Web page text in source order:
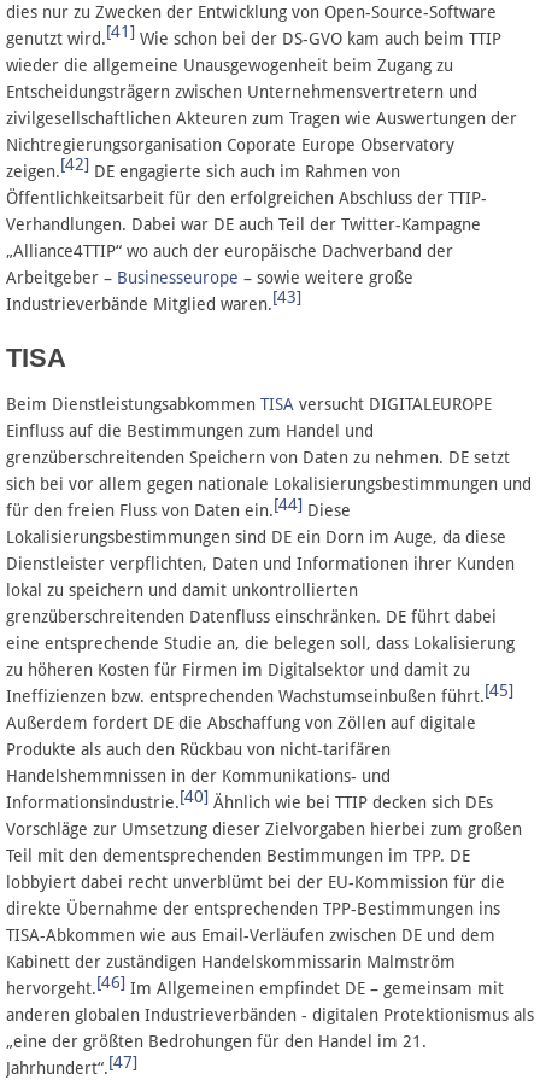
dies nur zu Zwecken der Entwicklung von Open-Source-Software
genutzt wird.[41] Wie schon bei der DS-GVO kam auch beim TTIP
wieder die allgemeine Unausgewogenheit beim Zugang zu
Entscheidungsträgern zwischen Unternehmensvertretern und
zivilgesellschaftlichen Akteuren zum Tragen wie Auswertungen der
Nichtregierungsorganisation Coporate Europe Observatory
zeigen.[42] DE engagierte sich auch im Rahmen von
Öffentlichkeitsarbeit für den erfolgreichen Abschluss der TTIP-
Verhandlungen. Dabei war DE auch Teil der Twitter-Kampagne
„Alliance4TTIP“ wo auch der europäische Dachverband der
Arbeitgeber – Businesseurope – sowie weitere große
Industrieverbände Mitglied waren.[43]
TISA
Beim Dienstleistungsabkommen TISA versucht DIGITALEUROPE
Einfluss auf die Bestimmungen zum Handel und
grenzüberschreitenden Speichern von Daten zu nehmen. DE setzt
sich bei vor allem gegen nationale Lokalisierungsbestimmungen und
für den freien Fluss von Daten ein.[44] Diese
Lokalisierungsbestimmungen sind DE ein Dorn im Auge, da diese
Dienstleister verpflichten, Daten und Informationen ihrer Kunden
lokal zu speichern und damit unkontrollierten
grenzüberschreitenden Datenfluss einschränken. DE führt dabei
eine entsprechende Studie an, die belegen soll, dass Lokalisierung
zu höheren Kosten für Firmen im Digitalsektor und damit zu
Ineffizienzen bzw. entsprechenden Wachstumseinbußen führt.[45]
Außerdem fordert DE die Abschaffung von Zöllen auf digitale
Produkte als auch den Rückbau von nicht-tarifären
Handelshemmnissen in der Kommunikations- und
Informationsindustrie.[40] Ähnlich wie bei TTIP decken sich DEs
Vorschläge zur Umsetzung dieser Zielvorgaben hierbei zum großen
Teil mit den dementsprechenden Bestimmungen im TPP. DE
lobbyiert dabei recht unverblümt bei der EU-Kommission für die
direkte Übernahme der entsprechenden TPP-Bestimmungen ins
TISA-Abkommen wie aus Email-Verläufen zwischen DE und dem
Kabinett der zuständigen Handelskommissarin Malmström
hervorgeht.[46] Im Allgemeinen empfindet DE – gemeinsam mit
anderen globalen Industrieverbänden - digitalen Protektionismus als
„eine der größten Bedrohungen für den Handel im 21.
Jahrhundert“.[47]